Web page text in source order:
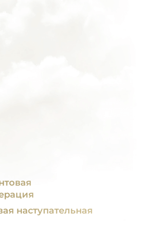
наступательная